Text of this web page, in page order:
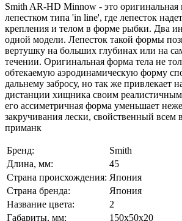
Smith AR-HD Minnow - это оригинальная
лепестком типа 'in line', где лепесток
крепления и телом в форме рыбки. Два
одной модели. Лепесток такой формы
вертушку на больших глубинах или на
течении. Оригинальная форма тела не
обтекаемую аэродинамическую форму
дальнему забросу, но так же привлекает
дистанции хищника своим
его ассиметричная форма уменьшает
закручивания лески, свойственный
приманк
Бренд:
Smith
Длина, мм:
45
Страна происхождения: Япония
Страна бренда:
Япония
Название цвета:
2
Габариты, мм:
150x50x20